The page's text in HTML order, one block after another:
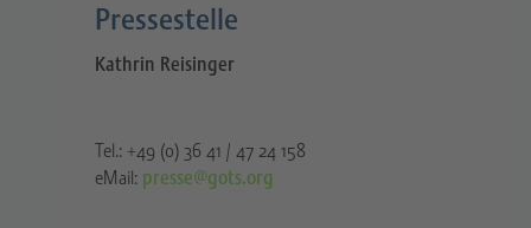
Pressestelle​
Kathrin Reisinger
Tel.: +49 (0) 36 41 / 47 24 158
eMail: presse@gots.org